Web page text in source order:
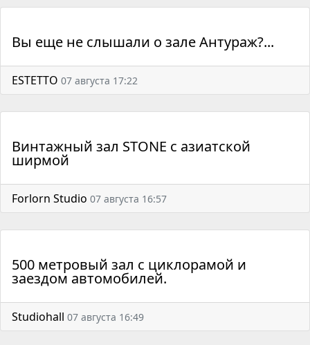
Вы еще не слышали о зале Антураж?...
ESTETTO 07 августа 17:22
Винтажный зал STONE с азиатской
ширмой
Forlorn Studio 07 августа 16:57
500 метровый зал с циклорамой и
заездом автомобилей.
Studiohall 07 августа 16:49